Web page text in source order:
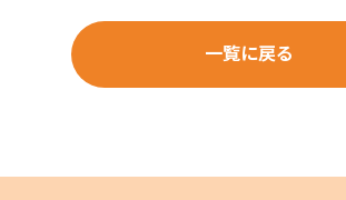
一覧に戻る